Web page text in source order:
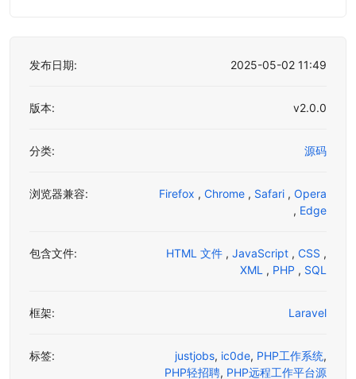
发布日期: 2025-05-02 11:49
版本: v2.0.0
分类: 源码
浏览器兼容: Firefox , Chrome , Safari , Opera
, Edge
包含文件: HTML 文件 , JavaScript , CSS ,
XML , PHP , SQL
框架: Laravel
标签: justjobs, ic0de, PHP工作系统,
PHP轻招聘, PHP远程工作平台源